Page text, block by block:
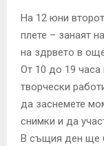
UНа 12 юни
плете – занаят
на здрвето в
От 10 до 19
творчески
да заснемете
снимки и да
В същия ден ще